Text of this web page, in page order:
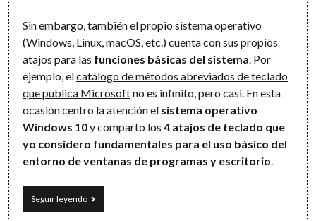
Sin embargo, también el propio sistema operativo
(Windows, Linux, macOS, etc.) cuenta con sus propios
atajos para las funciones básicas del sistema . Por
ejemplo, elcatálogo de métodos abreviados de teclado
que publica Microsoftno es infinito, pero casi. En esta
ocasión centro la atención el sistema operativo
Windows 10y comparto los4 atajos de teclado que
yo considero fundamentales para el uso básico del
entorno de ventanas de programas y escritorio
Seguir leyendoEl
abecé